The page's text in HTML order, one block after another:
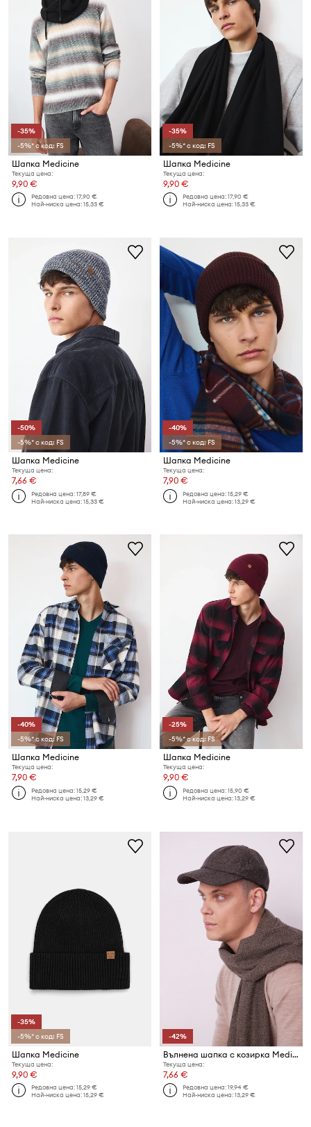
-35%
-5%* с код: FS
Шапка Medicine
Текуща цена:
9,90 €
Редовна цена:17,90 €
Най-ниска цена:15,33 €
-35%
-5%* с код: FS
Шапка Medicine
Текуща цена:
9,90 €
Редовна цена:17,90 €
Най-ниска цена:15,33 €
-50%
-5%* с код: FS
Шапка Medicine
Текуща цена:
7,66 €
Редовна цена:17,89 €
Най-ниска цена:15,33 €
-40%
-5%* с код: FS
Шапка Medicine
Текуща цена:
7,90 €
Редовна цена:15,29 €
Най-ниска цена:13,29 €
-40%
-5%* с код: FS
Шапка Medicine
Текуща цена:
7,90 €
Редовна цена:15,29 €
Най-ниска цена:13,29 €
-25%
-5%* с код: FS
Шапка Medicine
Текуща цена:
9,90 €
Редовна цена:15,90 €
Най-ниска цена:13,29 €
-35%
-5%* с код: FS
Шапка Medicine
Текуща цена:
9,90 €
Редовна цена:15,29 €
Най-ниска цена:15,29 €
-42%
Вълнена шапка с козирка Medicine
Текуща цена:
7,66 €
Редовна цена:19,94 €
Най-ниска цена:13,29 €